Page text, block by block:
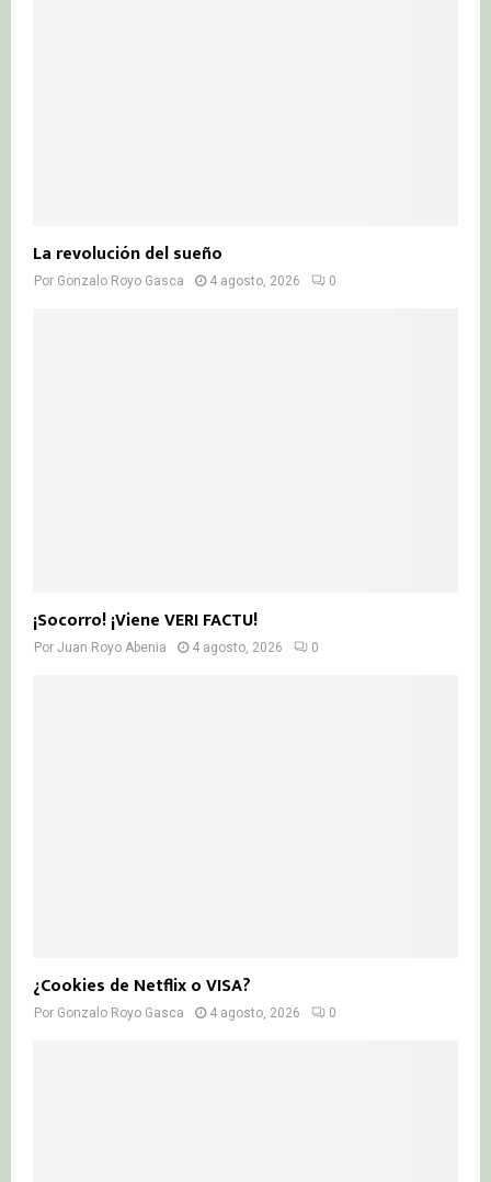
La revolución del sueño
Por Gonzalo Royo Gasca 4 agosto, 2026 0
¡Socorro! ¡Viene VERI FACTU!
Por Juan Royo Abenia 4 agosto, 2026 0
¿Cookies de Netflix o VISA?
Por Gonzalo Royo Gasca 4 agosto, 2026 0